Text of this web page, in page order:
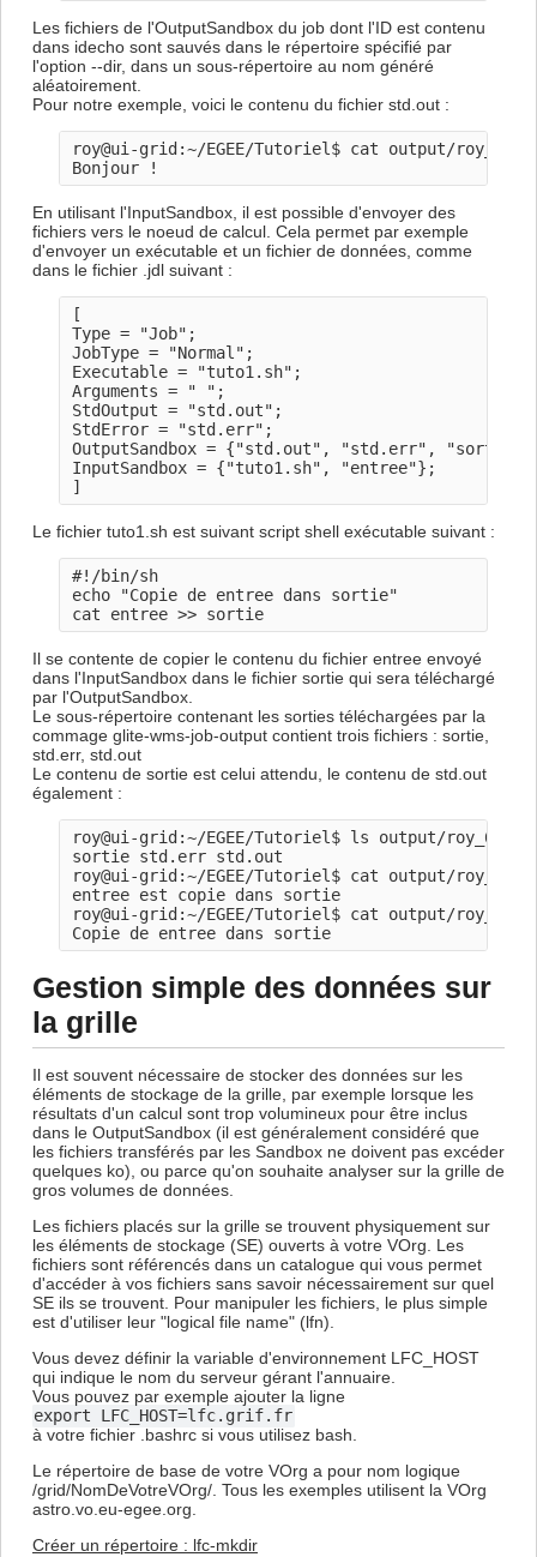
Les fichiers de l'OutputSandbox du job dont l'ID est contenu
dans idecho sont sauvés dans le répertoire spécifié par
l'option --dir, dans un sous-répertoire au nom généré
aléatoirement.
Pour notre exemple, voici le contenu du fichier std.out :
roy@ui-grid:~/EGEE/Tutoriel$ cat output/
En utilisant l'InputSandbox, il est possible d'envoyer des
fichiers vers le noeud de calcul. Cela permet par exemple
d'envoyer un exécutable et un fichier de données, comme
dans le fichier .jdl suivant :
[
Type = "Job";
JobType = "Normal";
Executable = "tuto1.sh";
Arguments = " ";
StdOutput = "std.out";
StdError = "std.err";
OutputSandbox = {"std.out", "std.err",
InputSandbox = {"tuto1.sh", "entree"};
Le fichier tuto1.sh est suivant script shell exécutable suivant :
#!/bin/sh
echo "Copie de entree dans sortie"
Il se contente de copier le contenu du fichier entree envoyé
dans l'InputSandbox dans le fichier sortie qui sera téléchargé
par l'OutputSandbox.
Le sous-répertoire contenant les sorties téléchargées par la
commage glite-wms-job-output contient trois fichiers : sortie,
std.err, std.out
Le contenu de sortie est celui attendu, le contenu de std.out
également :
roy@ui-grid:~/EGEE/Tutoriel$ ls output/
sortie std.err std.out
roy@ui-grid:~/EGEE/Tutoriel$ cat output/
entree est copie dans sortie
roy@ui-grid:~/EGEE/Tutoriel$ cat output/
Gestion simple des données sur
la grille
Il est souvent nécessaire de stocker des données sur les
éléments de stockage de la grille, par exemple lorsque les
résultats d'un calcul sont trop volumineux pour être inclus
dans le OutputSandbox (il est généralement considéré que
les fichiers transférés par les Sandbox ne doivent pas excéder
quelques ko), ou parce qu'on souhaite analyser sur la grille de
gros volumes de données.
Les fichiers placés sur la grille se trouvent physiquement sur
les éléments de stockage (SE) ouverts à votre VOrg. Les
fichiers sont référencés dans un catalogue qui vous permet
d'accéder à vos fichiers sans savoir nécessairement sur quel
SE ils se trouvent. Pour manipuler les fichiers, le plus simple
est d'utiliser leur "logical file name" (lfn).
Vous devez définir la variable d'environnement LFC_HOST
qui indique le nom du serveur gérant l'annuaire.
Vous pouvez par exemple ajouter la ligne
export LFC_HOST=lfc.grif.fr
à votre fichier .bashrc si vous utilisez bash.
Le répertoire de base de votre VOrg a pour nom logique
/grid/NomDeVotreVOrg/. Tous les exemples utilisent la VOrg
astro.vo.eu-egee.org.
Créer un répertoire : lfc-mkdir